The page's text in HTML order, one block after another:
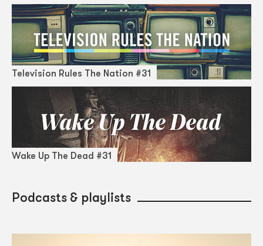
Television Rules The Nation #31
Wake Up The Dead #31
Podcasts & playlists